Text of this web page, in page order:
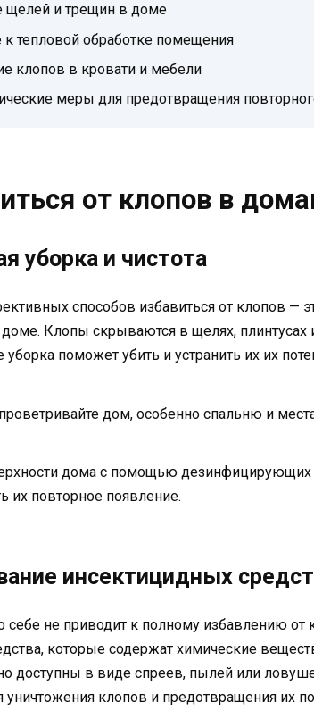
щелей и трещин в доме
к тепловой обработке помещения
клопов в кровати и мебели
меры для предотвращения
от клопов в
уборка и чистота
способов избавиться от клопов —
Клопы скрываются в щелях, плинтусах
уборка поможет убить и устранить их их
дом, особенно спальню и
дома с помощью дезинфицирующих
их повторное появление.
инсектицидных
себе не приводит к полному избавлению
которые содержат химические
доступны в виде спреев, пылей или
клопов и предотвращения их